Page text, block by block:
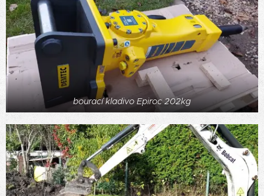
bourací kladivo Epiroc 202kg